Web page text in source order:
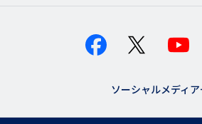
ソーシャルメディ